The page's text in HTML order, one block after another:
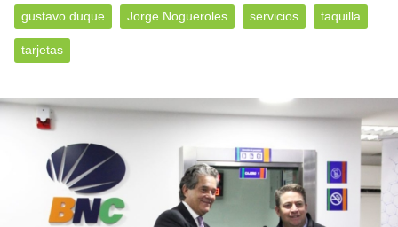
gustavo duque Jorge Nogueroles servicios taquilla
tarjetas